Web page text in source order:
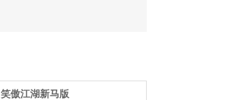
笑傲江湖新马版